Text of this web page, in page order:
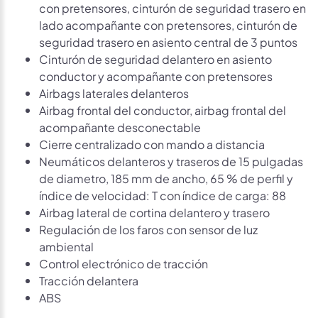
con pretensores, cinturón de seguridad trasero en
lado acompañante con pretensores, cinturón de
seguridad trasero en asiento central de 3 puntos
Cinturón de seguridad delantero en asiento
conductor y acompañante con pretensores
Airbags laterales delanteros
Airbag frontal del conductor, airbag frontal del
acompañante desconectable
Cierre centralizado con mando a distancia
Neumáticos delanteros y traseros de 15 pulgadas
de diametro, 185 mm de ancho, 65 % de perfil y
índice de velocidad: T con índice de carga: 88
Airbag lateral de cortina delantero y trasero
Regulación de los faros con sensor de luz
ambiental
Control electrónico de tracción
Tracción delantera
ABS